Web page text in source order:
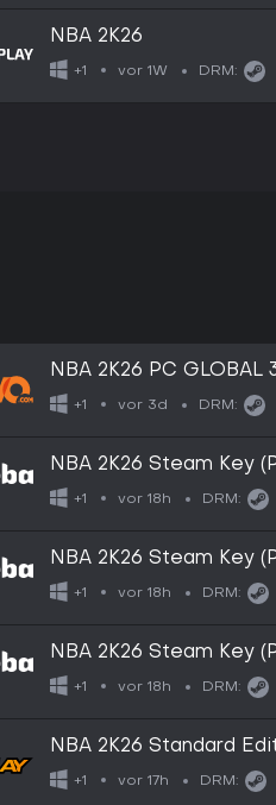
NBA 2K26
+1 vor 1W DRM:
NBA 2K26 PC
+1 vor 3d DRM:
NBA 2K26 Steam Key
+1 vor 18h DRM:
NBA 2K26 Steam Key
+1 vor 18h DRM:
NBA 2K26 Steam Key
+1 vor 18h DRM:
NBA 2K26 Standard
+1 vor 17h DRM: